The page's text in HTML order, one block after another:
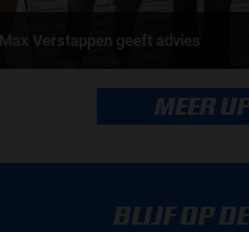
Verstappen geeft advies
MEER
BLIJF OP